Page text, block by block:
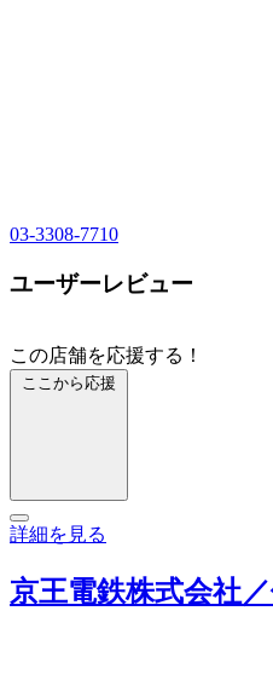
03-3308-7710
ユーザーレビュー
この店舗を応援する！
ここから応援
詳細を見る
京王電鉄株式会社